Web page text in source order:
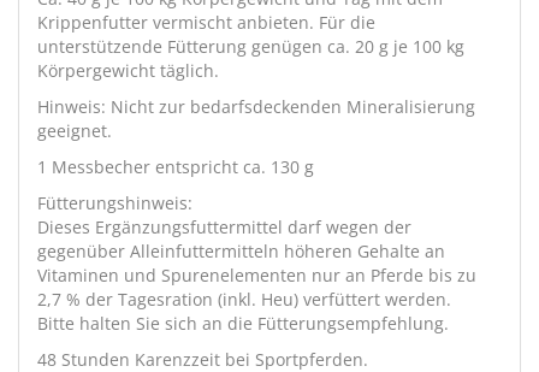
Krippenfutter vermischt anbieten. Für die
unterstützende Fütterung genügen ca. 20 g je 100 kg
Körpergewicht täglich.
Hinweis: Nicht zur bedarfsdeckenden Mineralisierung
geeignet.
1 Messbecher entspricht ca. 130 g
Fütterungshinweis:
Dieses Ergänzungsfuttermittel darf wegen der
gegenüber Alleinfuttermitteln höheren Gehalte an
Vitaminen und Spurenelementen nur an Pferde bis zu
2,7 % der Tagesration (inkl. Heu) verfüttert werden.
Bitte halten Sie sich an die Fütterungsempfehlung.
48 Stunden Karenzzeit bei Sportpferden.